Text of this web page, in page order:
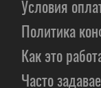
Условия
Политика
Как это
Часто